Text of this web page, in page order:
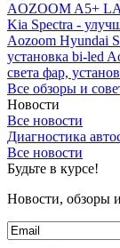
AOZOOM A5+
Kia Spectra -
Aozoom Hyundai
установка bi-led
света фар,
Все обзоры и
Новости
Все новости
Диагностика
Все новости
Будьте в курсе!
Новости, обзоры